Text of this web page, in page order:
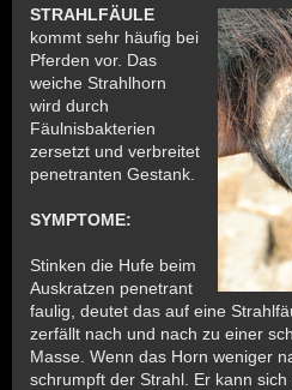
STRAHLFÄULE
kommt sehr häufig bei
Pferden vor. Das
weiche Strahlhorn
wird durch
Fäulnisbakterien
zersetzt und verbreitet
penetranten Gestank.
SYMPTOME:
Stinken die Hufe beim
Auskratzen penetrant
faulig, deutet das auf eine
zerfällt nach und nach zu einer
Masse. Wenn das Horn weniger
schrumpft der Strahl. Er kann sich